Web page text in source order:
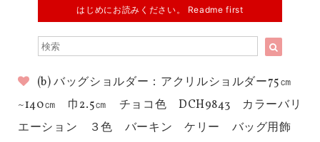
はじめにお読みください。 Readme first
(b) バッグショルダー：アクリルショルダー75㎝
~140㎝ 巾2.5㎝ チョコ色 DCH9843 カラーバリ
エーション ３色 バーキン ケリー バッグ用飾